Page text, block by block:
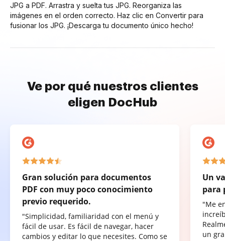
JPG a PDF. Arrastra y suelta tus JPG. Reorganiza las
imágenes en el orden correcto. Haz clic en Convertir para
fusionar los JPG. ¡Descarga tu documento único hecho!
Ve por qué nuestros clientes
eligen DocHub
Gran solución para documentos
PDF con muy poco conocimiento
previo requerido.
"Simplicidad, familiaridad con el menú y
fácil de usar. Es fácil de navegar, hacer
cambios y editar lo que necesites. Como se
Un
para
"Me
un